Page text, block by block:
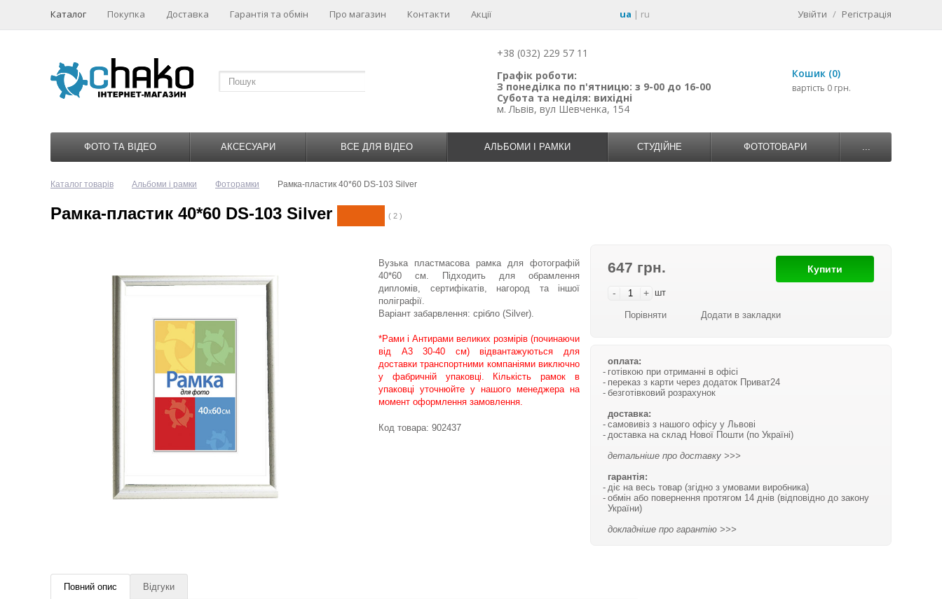
Каталог Покупка Доставка Гарантія та обмін Про магазин Контакти Акції ua | ru Увійти / Регістрація
+38 (032) 229 57 11
Графік роботи:
З понеділка по п'ятницю: з 9-00 до 16-00
Субота та неділя: вихідні
м. Львів, вул Шевченка, 154
Кошик (0)
вартість 0 грн.
ФОТО ТА ВІДЕО АКСЕСУАРИ ВСЕ ДЛЯ ВІДЕО АЛЬБОМИ І РАМКИ СТУДІЙНЕ ФОТОТОВАРИ ...
Каталог товарів Альбоми і рамки Фоторамки Рамка-пластик 40*60 DS-103 Silver
Рамка-пластик 40*60 DS-103 Silver ( 2 )
647 грн.
- + шт
Купити
Порівняти Додати в закладки
оплата:
готівкою при отриманні в офісі
переказ з карти через додаток Приват24
безготівковий розрахунок
доставка:
самовивіз з нашого офісу у Львові
доставка на склад Нової Пошти (по Україні)
детальніше про доставку >>>
гарантія:
діє на весь товар (згідно з умовами виробника)
обмін або повернення протягом 14 днів (відповідно до закону
України)
докладніше про гарантію >>>
Вузька пластмасова рамка для фотографій
40*60 см. Підходить для обрамлення
дипломів, сертифікатів, нагород та іншої
поліграфії.
Варіант забарвлення: срібло (Silver).
*Рами і Антирами великих розмірів (починаючи
від А3 30-40 см) відвантажуються для
доставки транспортними компаніями виключно
у фабричній упаковці. Кількість рамок в
упаковці уточнюйте у нашого менеджера на
момент оформлення замовлення.
Код товара: 902437
Повний опис Відгуки